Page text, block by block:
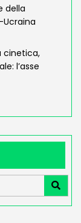
della
cinetica,
l’asse